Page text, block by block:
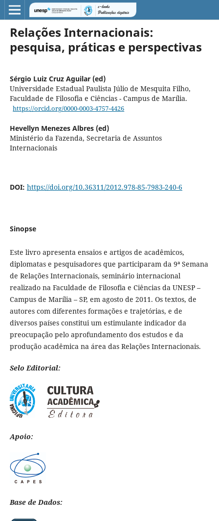
Relações Internacionais:
pesquisa, práticas e perspectivas
Sérgio Luiz Cruz Aguilar (ed)
Universidade Estadual Paulista Júlio de Mesquita Filho,
Faculdade de Filosofia e Ciências - Campus de Marília.
https://orcid.org/0000-0003-4757-4426
Hevellyn Menezes Albres (ed)
Ministério da Fazenda, Secretaria de Assuntos
Internacionais
DOI: https://doi.org/10.36311/2012.978-85-7983-240-6
Sinopse
Este livro apresenta ensaios e artigos de acadêmicos,
diplomatas e pesquisadores que participaram da 9ª Semana
de Relações Internacionais, seminário internacional
realizado na Faculdade de Filosofia e Ciências da UNESP –
Campus de Marília – SP, em agosto de 2011. Os textos, de
autores com diferentes formações e trajetórias, e de
diversos países constitui um estimulante indicador da
preocupação pelo aprofundamento dos estudos e da
produção acadêmica na área das Relações Internacionais.
Selo Editorial:
Apoio:
Base de Dados: